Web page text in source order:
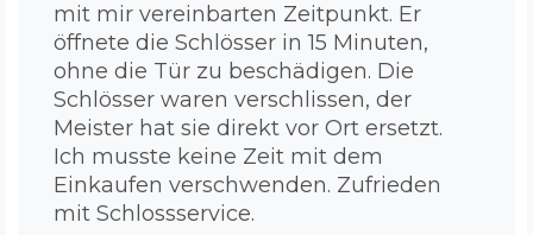
aufbekommt? Denn hier haben Sie Ihren
Antwort:Unser Schlüsseldienst Duisburg
Duissern verfügt hochwertige und moderne
Werkzeuge die es Ihnen erlaubt problemlos
die Tür zu öffnen. Es ist unsere Voraussetzung
unser Team bestmöglich zu schulen,
auszubilden und mit den besten Ausrüstung
zu versorgen. Bei zugezogenen Standardtüren
mit mir vereinbarten Zeitpunkt. Er
öffnete die Schlösser in 15 Minuten,
ohne die Tür zu beschädigen. Die
Schlösser waren verschlissen, der
Meister hat sie direkt vor Ort ersetzt.
Ich musste keine Zeit mit dem
Einkaufen verschwenden. Zufrieden
mit Schlossservice.